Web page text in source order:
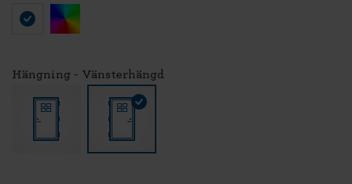
Hängning - Vänsterhängd